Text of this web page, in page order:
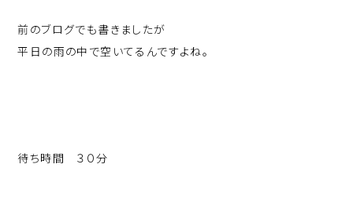
前のブログでも書きましたが
平日の雨の中で空いてるんですよね。
待ち時間 ３０分